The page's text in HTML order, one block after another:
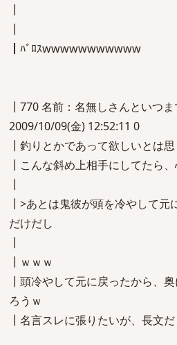
┃
┃
┃ﾊﾞﾛｽwwwwwwwwwww
┃770 名前：名無しさんといつ
2009/10/09(金) 12:52:11 0
┃釣りとかであって欲しいとは
┃こんな斜め上相手にしてたら
┃
┃>あとは鬼彼が頭を冷やして元
だけだし
┃
┃ｗｗｗ
┃頭冷やして元に戻ったから、
ろうｗ
┃名言スレに張りたいが、長文